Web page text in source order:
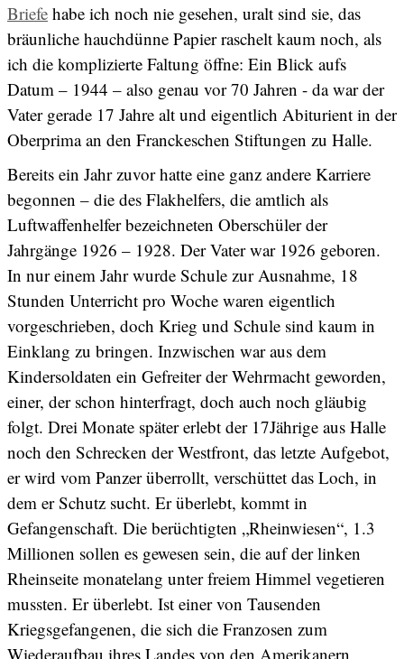
Briefe habe ich noch nie gesehen, uralt sind sie, das
bräunliche hauchdünne Papier raschelt kaum noch, als
ich die komplizierte Faltung öffne: Ein Blick aufs
Datum – 1944 – also genau vor 70 Jahren - da war der
Vater gerade 17 Jahre alt und eigentlich Abiturient in der
Oberprima an den Franckeschen Stiftungen zu Halle.
Bereits ein Jahr zuvor hatte eine ganz andere Karriere
begonnen – die des Flakhelfers, die amtlich als
Luftwaffenhelfer bezeichneten Oberschüler der
Jahrgänge 1926 – 1928. Der Vater war 1926 geboren.
In nur einem Jahr wurde Schule zur Ausnahme, 18
Stunden Unterricht pro Woche waren eigentlich
vorgeschrieben, doch Krieg und Schule sind kaum in
Einklang zu bringen. Inzwischen war aus dem
Kindersoldaten ein Gefreiter der Wehrmacht geworden,
einer, der schon hinterfragt, doch auch noch gläubig
folgt. Drei Monate später erlebt der 17Jährige aus Halle
noch den Schrecken der Westfront, das letzte Aufgebot,
er wird vom Panzer überrollt, verschüttet das Loch, in
dem er Schutz sucht. Er überlebt, kommt in
Gefangenschaft. Die berüchtigten „Rheinwiesen“, 1.3
Millionen sollen es gewesen sein, die auf der linken
Rheinseite monatelang unter freiem Himmel vegetieren
mussten. Er überlebt. Ist einer von Tausenden
Kriegsgefangenen, die sich die Franzosen zum
Wiederaufbau ihres Landes von den Amerikanern